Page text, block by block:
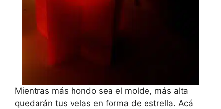
Mientras más hondo sea el molde, más alta
quedarán tus velas en forma de estrella. Acá